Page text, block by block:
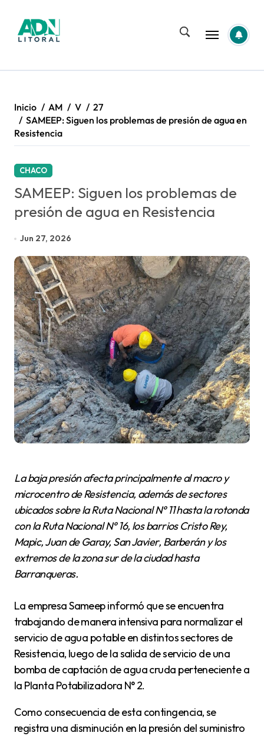
contenido
Inicio AM V
27
SAMEEP: Siguen los problemas de presión de agua en
Resistencia
CHACO
SAMEEP: Siguen los problemas de
presión de agua en Resistencia
Jun 27, 2026
La baja presión afecta principalmente al macro y
microcentro de Resistencia, además de sectores
ubicados sobre la Ruta Nacional N° 11 hasta la rotonda
con la Ruta Nacional N° 16, los barrios Cristo Rey,
Mapic, Juan de Garay, San Javier, Barberán y los
extremos de la zona sur de la ciudad hasta
Barranqueras.
La empresa Sameep informó que se encuentra
trabajando de manera intensiva para normalizar el
servicio de agua potable en distintos sectores de
Resistencia, luego de la salida de servicio de una
bomba de captación de agua cruda perteneciente a
la Planta Potabilizadora N° 2.
Como consecuencia de esta contingencia, se
registra una disminución en la presión del suministro